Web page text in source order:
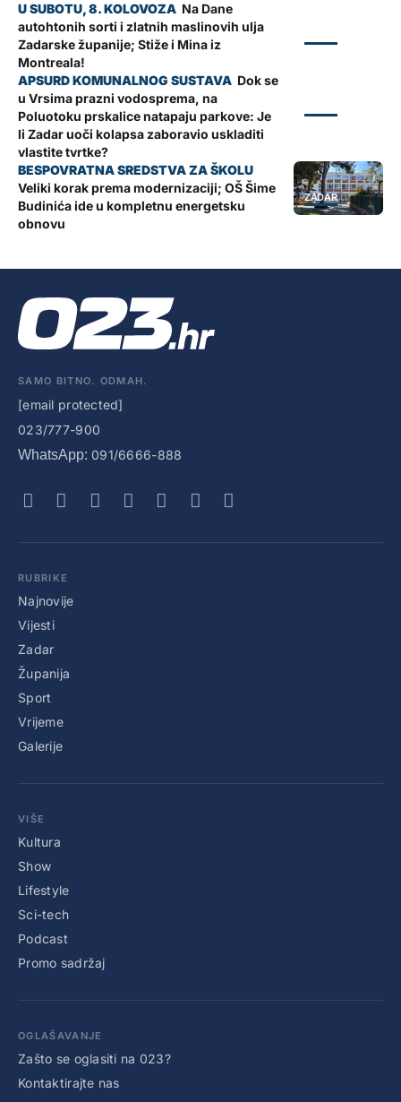
Na Dane
autohtonih sorti i zlatnih maslinovih ulja
Zadarske županije; Stiže i Mina iz
Montreala!
Dok se
u Vrsima prazni vodosprema, na
Poluotoku prskalice natapaju parkove: Je
li Zadar uoči kolapsa zaboravio uskladiti
vlastite tvrtke?
ZADAR
Veliki korak prema modernizaciji; OŠ Šime
Budinića ide u kompletnu energetsku
obnovu
SAMO BITNO. ODMAH.
[email protected]
023/777-900
WhatsApp: 091/6666-888
RUBRIKE
Najnovije
Vijesti
Zadar
Županija
Sport
Vrijeme
Galerije
VIŠE
Kultura
Show
Lifestyle
Sci-tech
Podcast
Promo sadržaj
OGLAŠAVANJE
Zašto se oglasiti na 023?
Kontaktirajte nas